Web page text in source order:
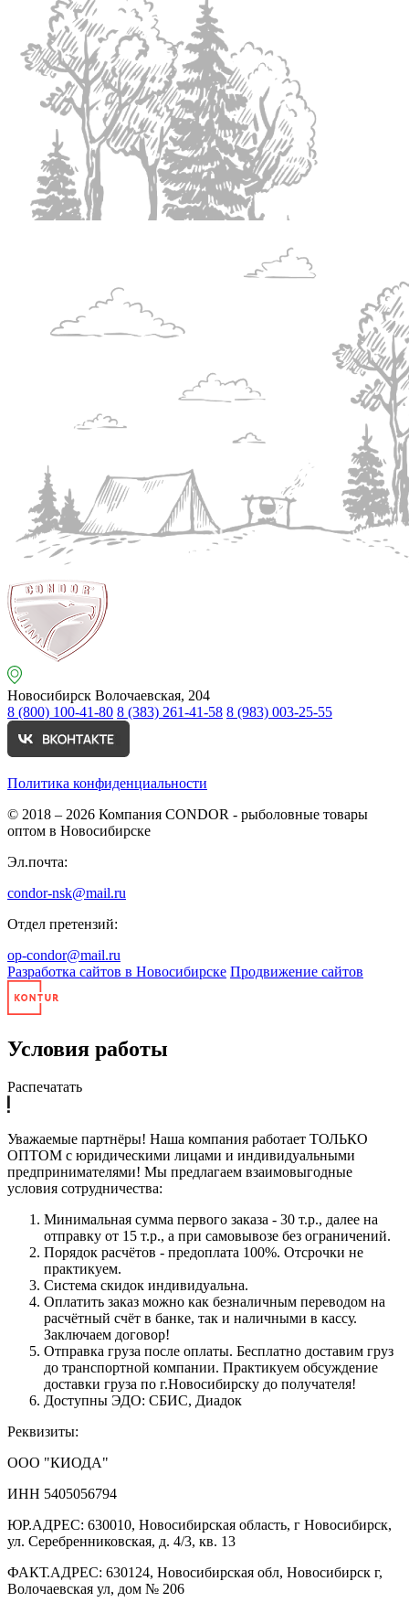
Новосибирск Волочаевская, 204
8 (800) 100-41-80 8 (383) 261-41-58 8 (983) 003-25-55
Политика конфиденциальности
© 2018 – 2026 Компания CONDOR - рыболовные товары
оптом в Новосибирске
Эл.почта:
condor-nsk@mail.ru
Отдел претензий:
op-condor@mail.ru
Разработка сайтов в Новосибирске Продвижение сайтов
Условия работы
Распечатать
Уважаемые партнёры! Наша компания работает ТОЛЬКО
ОПТОМ с юридическими лицами и индивидуальными
предпринимателями! Мы предлагаем взаимовыгодные
условия сотрудничества:
Минимальная сумма первого заказа - 30 т.р., далее на
отправку от 15 т.р., а при самовывозе без ограничений.
Порядок расчётов - предоплата 100%. Отсрочки не
практикуем.
Система скидок индивидуальна.
Оплатить заказ можно как безналичным переводом на
расчётный счёт в банке, так и наличными в кассу.
Заключаем договор!
Отправка груза после оплаты. Бесплатно доставим груз
до транспортной компании. Практикуем обсуждение
доставки груза по г.Новосибирску до получателя!
Доступны ЭДО: СБИС, Диадок
Реквизиты:
ООО "КИОДА"
ИНН 5405056794
ЮР.АДРЕС: 630010, Новосибирская область, г Новосибирск,
ул. Серебренниковская, д. 4/3, кв. 13
ФАКТ.АДРЕС: 630124, Новосибирская обл, Новосибирск г,
Волочаевская ул, дом № 206